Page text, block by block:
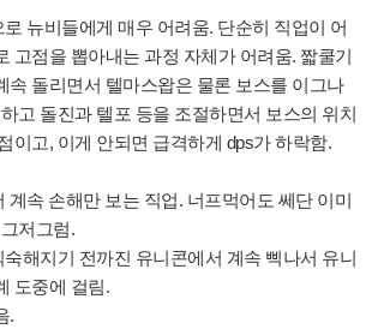
뉴비들에게 매우 어려움. 단순히 직업이 어
고점을 뽑아내는 과정 자체가 어려움. 짧쿨기
속 돌리면서 텔마스왑은 물론 보스를 이그나
고 돌진과 텔포 등을 조절하면서 보스의 위치
이고, 이게 안되면 급격하게 dps가 하락함.
계속 손해만 보는 직업. 너프먹어도 쎄단 이미
저그럼.
해지기 전까진 유니콘에서 계속 삑나서 유니
도중에 걸림.
.